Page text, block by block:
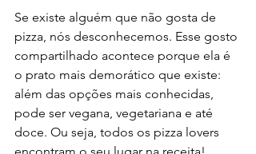
Se existe alguém que não gosta de
pizza, nós desconhecemos. Esse gosto
compartilhado acontece porque ela é
o prato mais demorático que existe:
além das opções mais conhecidas,
pode ser vegana, vegetariana e até
doce. Ou seja, todos os pizza lovers